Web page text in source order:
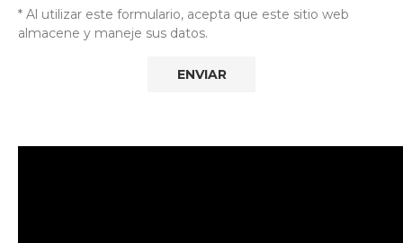
* Al utilizar este formulario, acepta que este sitio web
almacene y maneje sus datos.